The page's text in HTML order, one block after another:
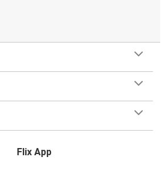
Flix App